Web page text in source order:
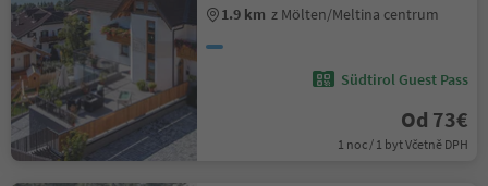
1.9 km z Mölten/Meltina centrum
Südtirol Guest Pass
Od 73€
1 noc / 1 byt Včetně DPH